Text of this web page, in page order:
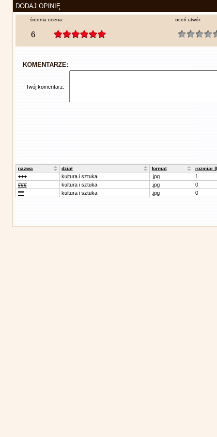
DODAJ OPINIĘ
średnia ocena:
6
oceń utwór:
KOMENTARZE:
Twój komentarz:
nazwa dział format rozmiar
+++ kultura i sztuka .jpg
1
###
kultura i sztuka .jpg
0
***
kultura i sztuka .jpg 0